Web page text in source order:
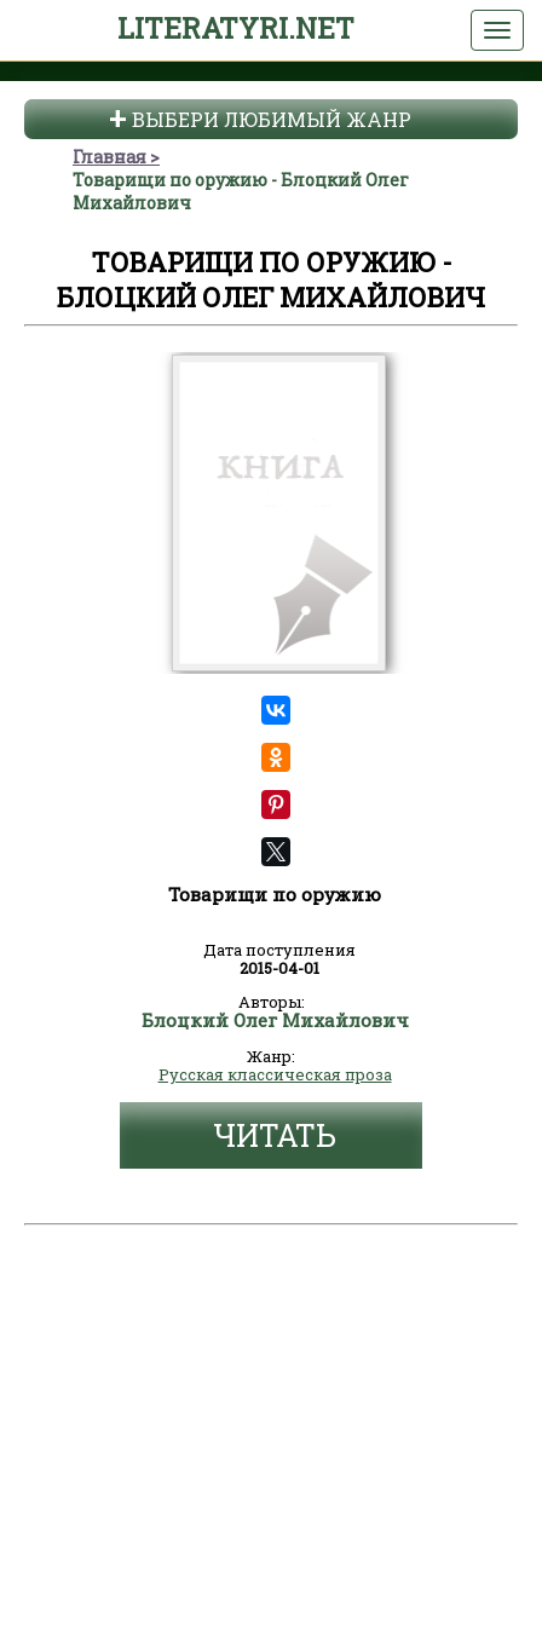
LITERATYRI.NET
ВЫБЕРИ ЛЮБИМЫЙ ЖАНР
Главная
Товарищи по оружию - Блоцкий Олег
Михайлович
ТОВАРИЩИ ПО ОРУЖИЮ -
БЛОЦКИЙ ОЛЕГ МИХАЙЛОВИЧ
Товарищи по оружию
Дата поступления
2015-04-01
Авторы:
Блоцкий Олег Михайлович
Жанр:
Русская классическая проза
ЧИТАТЬ